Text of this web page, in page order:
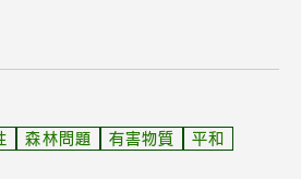
森林問題 有害物質
平和